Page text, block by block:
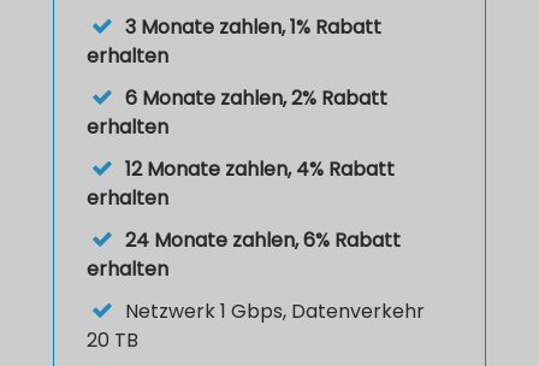
3 Monate zahlen, 1% Rabatt
erhalten
6 Monate zahlen, 2% Rabatt
erhalten
12 Monate zahlen, 4% Rabatt
erhalten
24 Monate zahlen, 6% Rabatt
erhalten
Netzwerk 1 Gbps, Datenverkehr
20 TB